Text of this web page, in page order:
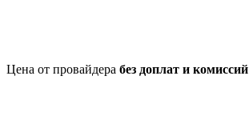
Цена от провайдера без доплат и комиссий